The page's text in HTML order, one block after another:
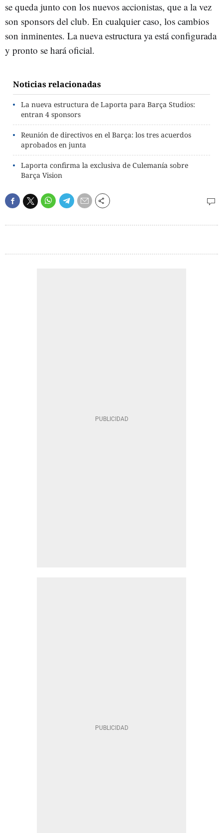
se queda junto con los nuevos accionistas, que a la vez
son sponsors del club. En cualquier caso, los cambios
son inminentes. La nueva estructura ya está configurada
y pronto se hará oficial.
Noticias relacionadas
La nueva estructura de Laporta para Barça Studios:
entran 4 sponsors
Reunión de directivos en el Barça: los tres acuerdos
aprobados en junta
Laporta confirma la exclusiva de Culemanía sobre
Barça Vision